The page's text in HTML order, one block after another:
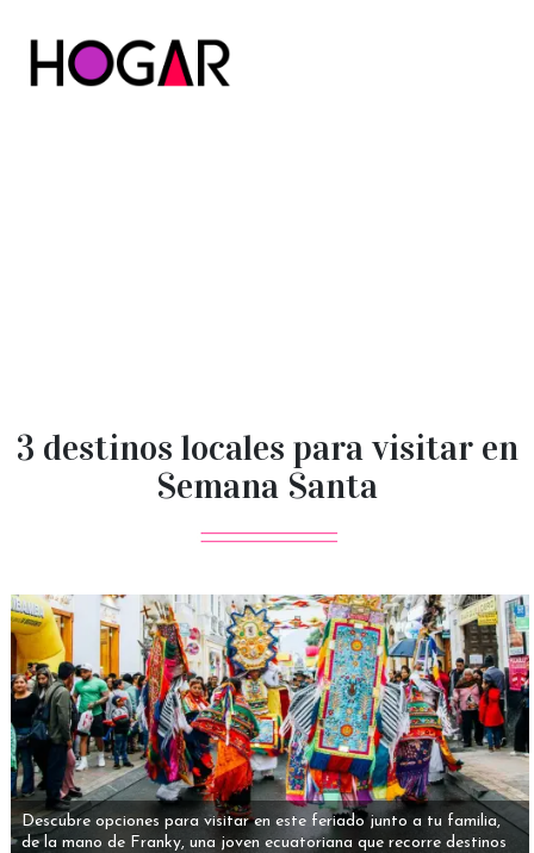
3 destinos locales para visitar en
Semana Santa
Descubre opciones para visitar en este feriado junto a tu familia,
de la mano de Franky, una joven ecuatoriana que recorre destinos